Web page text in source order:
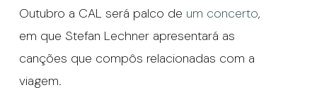
Outubro a CAL será palco de um concerto,
em que Stefan Lechner apresentará as
canções que compôs relacionadas com a
viagem.